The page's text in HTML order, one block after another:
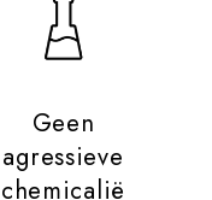
Geen
agressieve
chemicalië